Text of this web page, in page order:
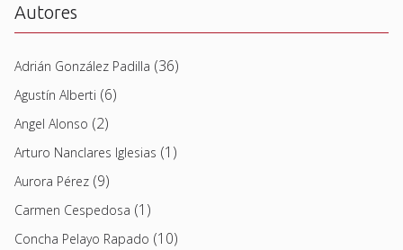
Autores
Adrián González Padilla (36)
Agustín Alberti (6)
Angel Alonso (2)
Arturo Nanclares Iglesias (1)
Aurora Pérez (9)
Carmen Cespedosa (1)
Concha Pelayo Rapado (10)